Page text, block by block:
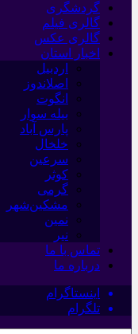
گردشگری
گالری فیلم
گالری عکس
اخبار استان
اردبیل
اصلاندوز
انگوت
بیله سوار
پارس آباد
خلخال
سرعین
کوثر
گرمی
مشکین‌شهر
نمین
نیر
تماس با ما
درباره ما
اینستاگرام
تلگرام